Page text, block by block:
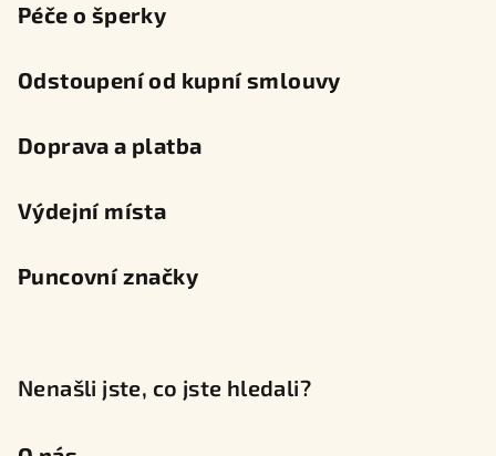
Péče o šperky
Odstoupení od kupní smlouvy
Doprava a platba
Výdejní místa
Puncovní značky
Nenašli jste, co jste hledali?